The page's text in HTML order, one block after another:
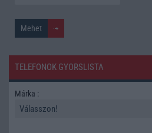
TELEFONOK GYORSLISTA
Márka :